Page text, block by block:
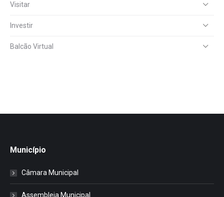
Visitar
Investir
Balcão Virtual
Município
Câmara Municipal
Assembleia Municipal